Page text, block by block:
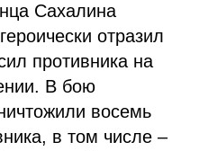
Сахалина
отразил
противника на
В бою
восемь
в том числе –